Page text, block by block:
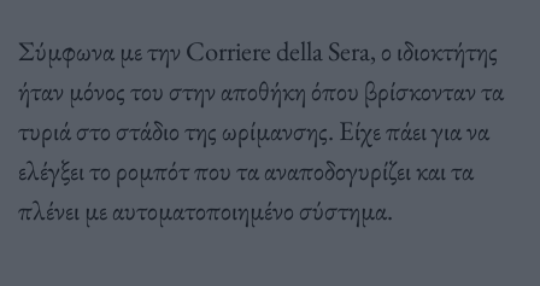
Σύμφωνα με την Corriere della Sera, ο ιδιοκτήτης
ήταν μόνος του στην αποθήκη όπου βρίσκονταν τα
τυριά στο στάδιο της ωρίμανσης. Είχε πάει για να
ελέγξει το ρομπότ που τα αναποδογυρίζει και τα
πλένει με αυτοματοποιημένο σύστημα.